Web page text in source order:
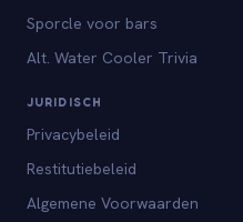
Sporcle voor bars
Alt. Water Cooler Trivia
JURIDISCH
Privacybeleid
Restitutiebeleid
Algemene Voorwaarden